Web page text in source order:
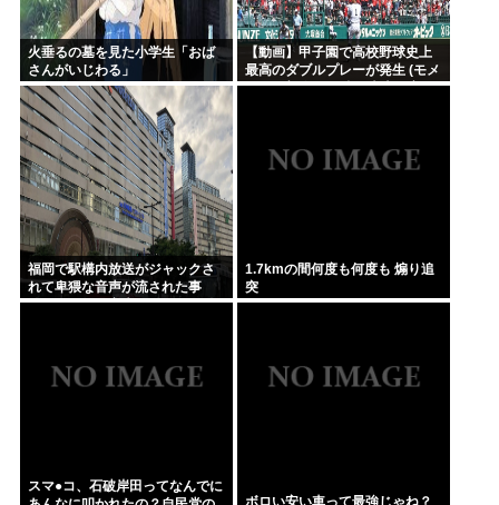
火垂るの墓を見た小学生「おば
さんがいじわる」
【動画】甲子園で高校野球史上
最高のダブルプレーが発生 (モメ
ンらの想像の25倍は史上最高)こ
福岡で駅構内放送がジャックさ
れて卑猥な音声が流された事
件、やはり元音声は動ありの動
1.7kmの間何度も何度も 煽り追
突
スマ●コ、石破岸田ってなんでに